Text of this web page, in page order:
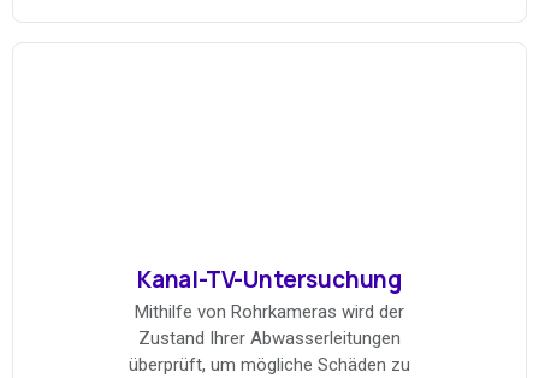
Kanal-TV-Untersuchung
Mithilfe von Rohrkameras wird der
Zustand Ihrer Abwasserleitungen
überprüft, um mögliche Schäden zu